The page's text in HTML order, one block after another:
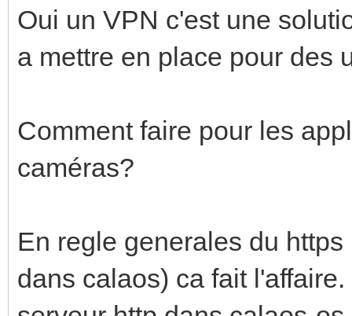
Oui un VPN c'est une
a mettre en place pour des
Comment faire pour les
caméras?
En regle generales du
dans calaos) ca fait